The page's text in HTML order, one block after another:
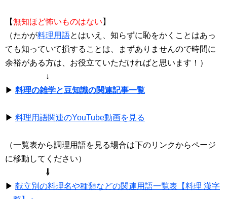
【無知ほど怖いものはない 】
（たかが料理用語とはいえ、知らずに恥をかくことはあっ
ても知っていて損することは、まずありませんので時間に
余裕がある方は、お役立ていただければと思います！）
↓
▶ 料理の雑学と豆知識の関連記事一覧
▶ 料理用語関連のYouTube動画を見る
（一覧表から調理用語を見る場合は下のリンクからページ
に移動してください）
⇩
▶ 献立別の料理名や種類などの関連用語一覧表【料理 漢字